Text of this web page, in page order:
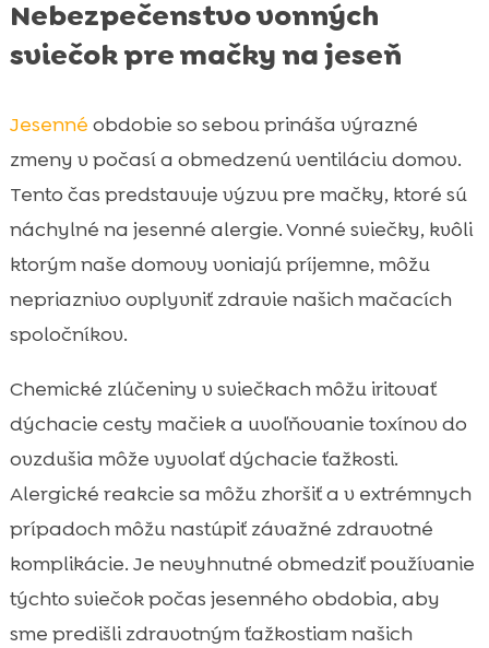
Nebezpečenstvo vonných
sviečok pre mačky na jeseň
Jesenné obdobie so sebou prináša výrazné
zmeny v počasí a obmedzenú ventiláciu domov.
Tento čas predstavuje výzvu pre mačky, ktoré sú
náchylné na jesenné alergie. Vonné sviečky, kvôli
ktorým naše domovy voniajú príjemne, môžu
nepriaznivo ovplyvniť zdravie našich mačacích
spoločníkov.
Chemické zlúčeniny v sviečkach môžu iritovať
dýchacie cesty mačiek a uvoľňovanie toxínov do
ovzdušia môže vyvolať dýchacie ťažkosti.
Alergické reakcie sa môžu zhoršiť a v extrémnych
prípadoch môžu nastúpiť závažné zdravotné
komplikácie. Je nevyhnutné obmedziť používanie
týchto sviečok počas jesenného obdobia, aby
sme predišli zdravotným ťažkostiam našich